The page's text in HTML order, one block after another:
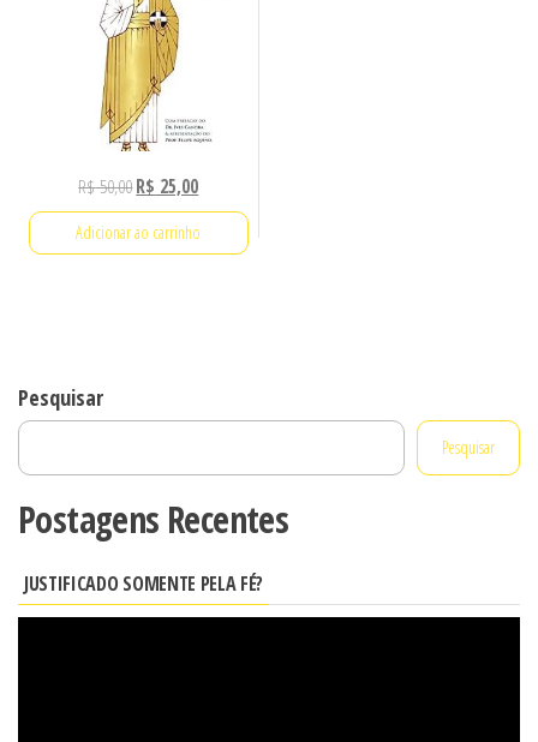
R$50,00O
preço
original
R$ 25,00O
preço
atual
Adicionar ao carrinho
Pesquisar
Pesquisar
Postagens Recentes
JUSTIFICADO SOMENTE PELA FÉ?